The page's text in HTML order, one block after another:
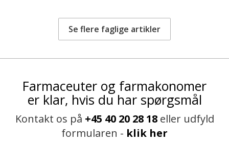
Se flere faglige artikler
Farmaceuter og farmakonomer
er klar, hvis du har spørgsmål
Kontakt os på +45 40 20 28 18eller udfyld
formularen - klik her